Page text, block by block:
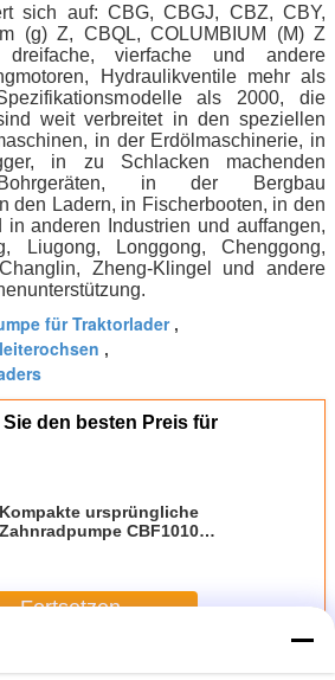
sich auf: CBG, CBGJ, CBZ, CBY,
(g) Z, CBQL, COLUMBIUM (M) Z
dreifache, vierfache und andere
Hydraulikventile mehr als
als 2000, die
weit verbreitet in den speziellen
in der Erdölmaschinerie, in
in zu Schlacken machenden
in der Bergbau
den Ladern, in Fischerbooten, in den
in anderen Industrien und auffangen,
Liugong, Longgong, Chenggong,
Zheng-Klingel und andere
für Traktorlader,
,
Sie den besten Preis für
Kompakte ursprüngliche
Zahnradpumpe CBF1010
Maschinerie und des Fahrzeugs
Fortsetzen